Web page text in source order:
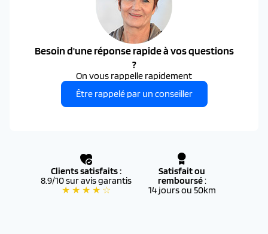
Besoin d'une réponse rapide à vos questions
?
On vous rappelle rapidement
Être rappelé par un conseiller
Clients satisfaits :
8.9/10 sur avis garantis
★ ★ ★ ★ ☆
Satisfait ou
remboursé:
14 jours ou 50km